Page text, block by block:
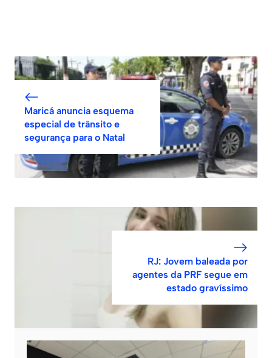
Maricá anuncia esquema
especial de trânsito e
segurança para o Natal
RJ: Jovem baleada por
agentes da PRF segue em
estado gravíssimo